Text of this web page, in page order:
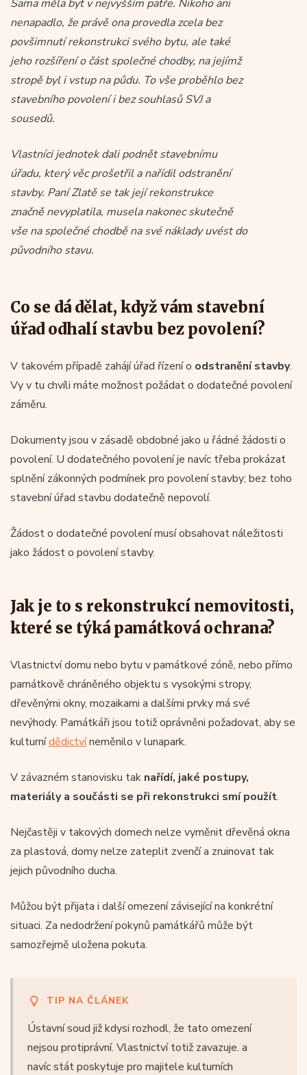
Sama měla byt v nejvyšším patře. Nikoho ani
nenapadlo, že právě ona provedla zcela bez
povšimnutí rekonstrukci svého bytu, ale také
jeho rozšíření o část společné chodby, na jejímž
stropě byl i vstup na půdu. To vše proběhlo bez
stavebního povolení i bez souhlasů SVJ a
sousedů.
Vlastníci jednotek dali podnět stavebnímu
úřadu, který věc prošetřil a nařídil odstranění
stavby. Paní Zlatě se tak její rekonstrukce
značně nevyplatila, musela nakonec skutečně
vše na společné chodbě na své náklady uvést do
původního stavu.
Co se dá dělat, když vám stavební
úřad odhalí stavbu bez povolení?
V takovém případě zahájí úřad řízení o odstranění stavby.
Vy v tu chvíli máte možnost požádat o dodatečné povolení
záměru.
Dokumenty jsou v zásadě obdobné jako u řádné žádosti o
povolení. U dodatečného povolení je navíc třeba prokázat
splnění zákonných podmínek pro povolení stavby; bez toho
stavební úřad stavbu dodatečně nepovolí.
Žádost o dodatečné povolení musí obsahovat náležitosti
jako žádost o povolení stavby.
Jak je to s rekonstrukcí nemovitosti,
které se týká památková ochrana?
Vlastnictví domu nebo bytu v památkové zóně, nebo přímo
památkově chráněného objektu s vysokými stropy,
dřevěnými okny, mozaikami a dalšími prvky má své
nevýhody. Památkáři jsou totiž oprávněni požadovat, aby se
kulturnídědictvíneměnilo v lunapark.
V závazném stanovisku tak nařídí, jaké postupy,
materiály a součásti se při rekonstrukci smí použít.
Nejčastěji v takových domech nelze vyměnit dřevěná okna
za plastová, domy nelze zateplit zvenčí a zruinovat tak
jejich původního ducha.
Můžou být přijata i další omezení závisející na konkrétní
situaci. Za nedodržení pokynů památkářů může být
samozřejmě uložena pokuta.
TIP NA ČLÁNEK
Ústavní soud již kdysi rozhodl, že tato omezení
nejsou protiprávní. Vlastnictví totiž zavazuje. a
navíc stát poskytuje pro majitele kulturních